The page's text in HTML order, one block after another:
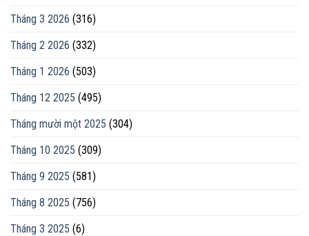
Tháng 3 2026 (316)
Tháng 2 2026 (332)
Tháng 1 2026 (503)
Tháng 12 2025 (495)
Tháng mười một 2025 (304)
Tháng 10 2025 (309)
Tháng 9 2025 (581)
Tháng 8 2025 (756)
Tháng 3 2025 (6)